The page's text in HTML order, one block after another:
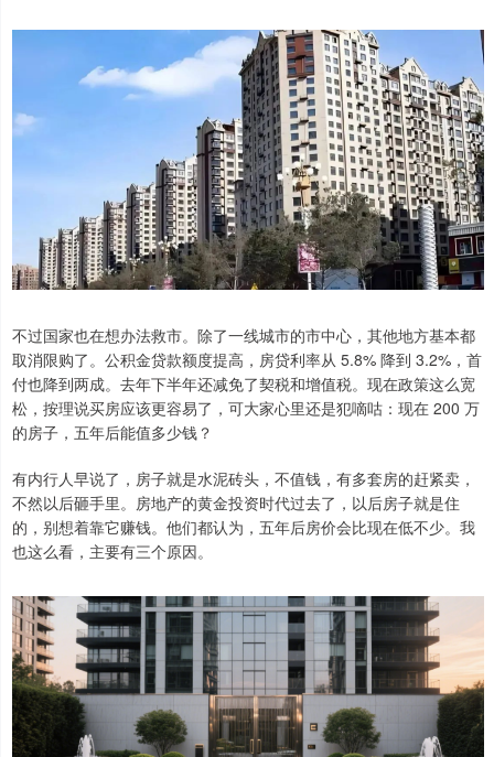
不过国家也在想办法救市。除了一线城市的市中心，其他地方基本都
取消限购了。公积金贷款额度提高，房贷利率从 5.8% 降到 3.2%，首
付也降到两成。去年下半年还减免了契税和增值税。现在政策这么宽
松，按理说买房应该更容易了，可大家心里还是犯嘀咕：现在 200 万
的房子，五年后能值多少钱？
有内行人早说了，房子就是水泥砖头，不值钱，有多套房的赶紧卖，
不然以后砸手里。房地产的黄金投资时代过去了，以后房子就是住
的，别想着靠它赚钱。他们都认为，五年后房价会比现在低不少。我
也这么看，主要有三个原因。